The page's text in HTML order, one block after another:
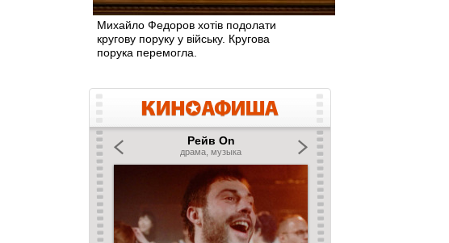
Михайло Федоров хотів подолати
кругову поруку у війську. Кругова
порука перемогла.